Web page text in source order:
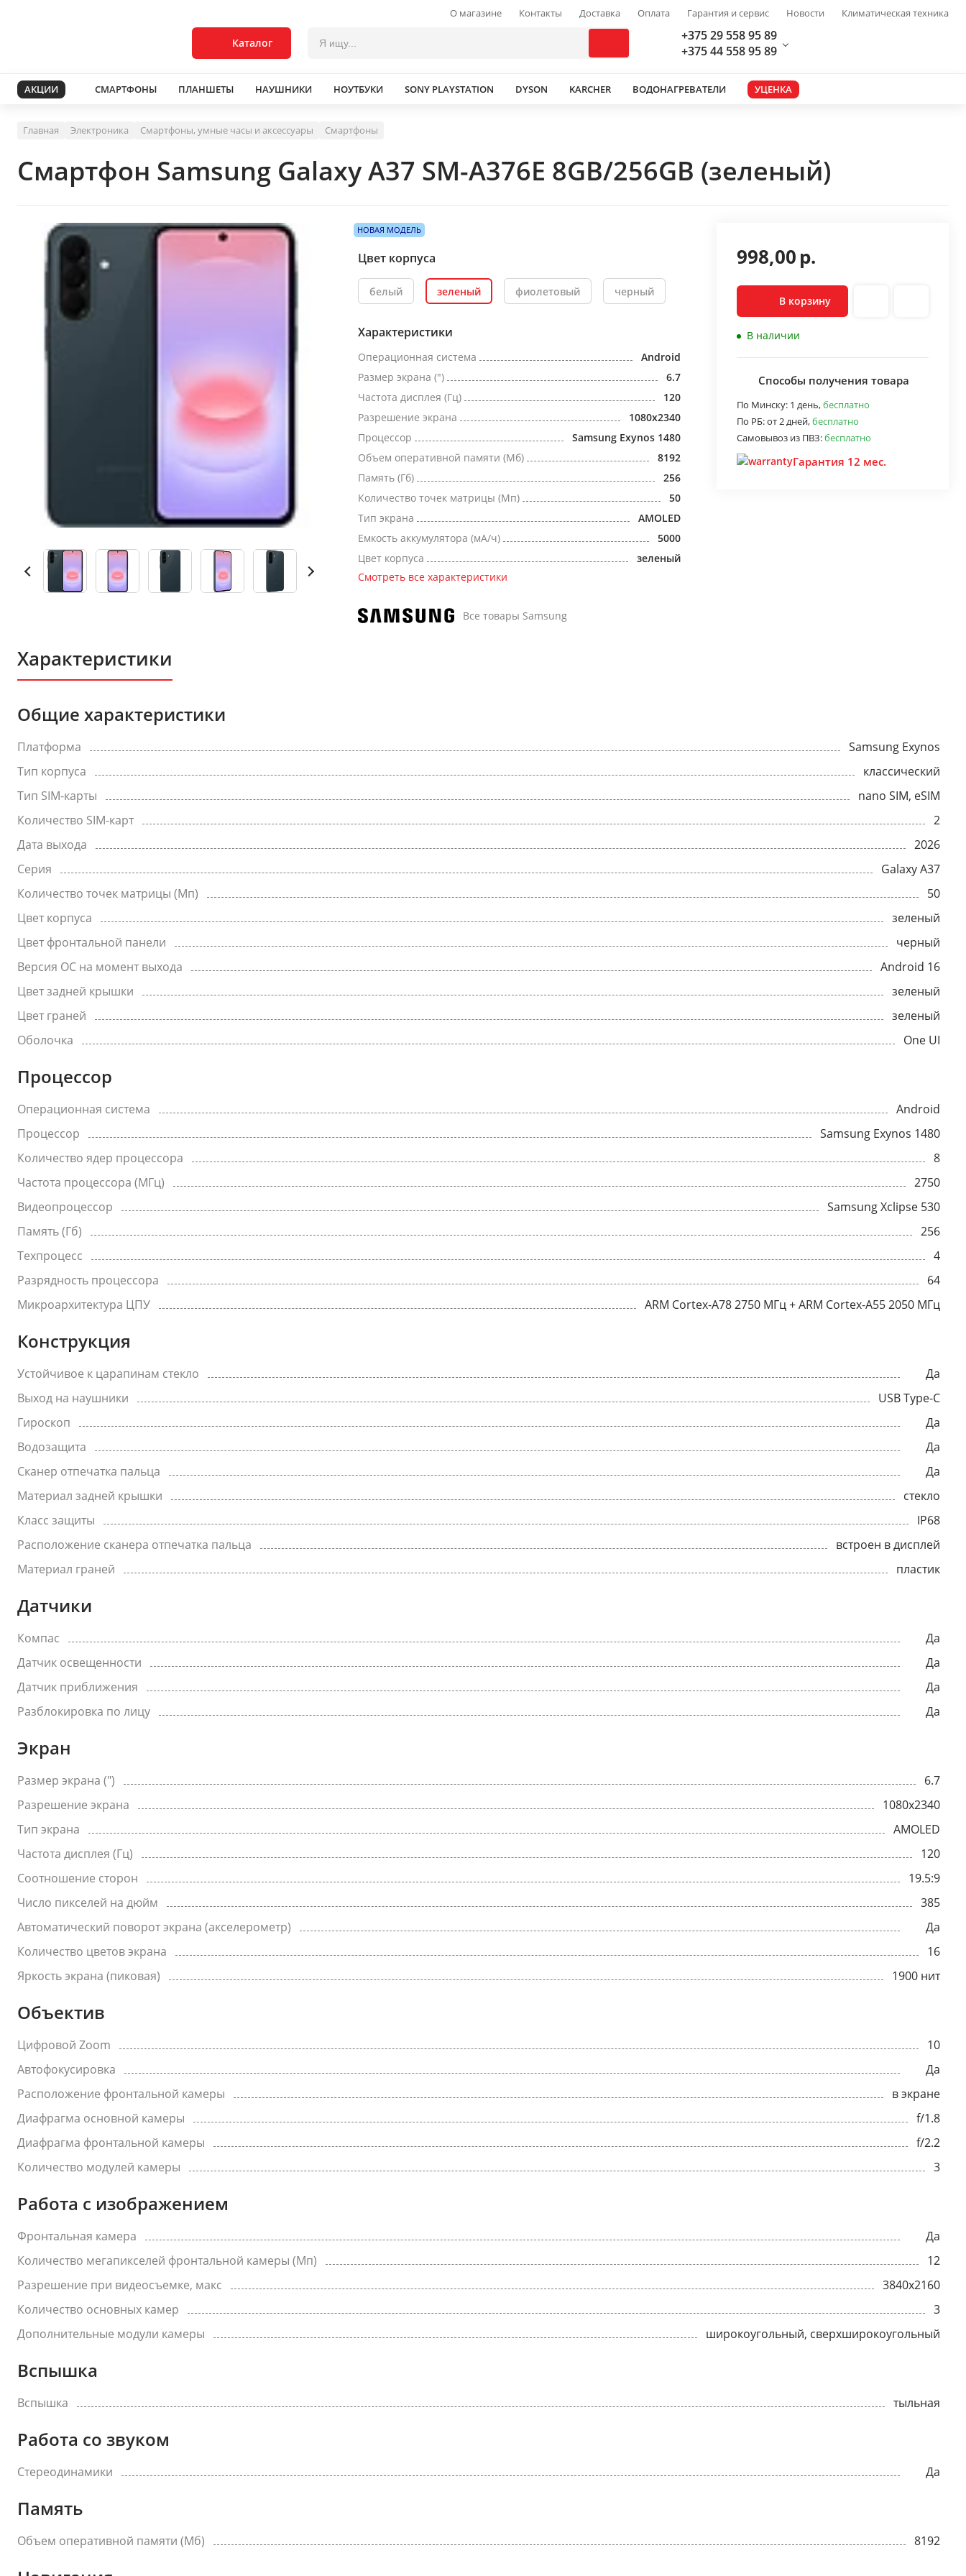
О магазине Контакты Доставка Оплата Гарантия и сервис Новости Климатическая техника
Каталог
+375 29 558 95 89
+375 44 558 95 89
АКЦИИ СМАРТФОНЫ ПЛАНШЕТЫ НАУШНИКИ НОУТБУКИ SONY PLAYSTATION DYSON KARCHER ВОДОНАГРЕВАТЕЛИ УЦЕНКА
Главная Электроника Смартфоны, умные часы и аксессуары Смартфоны
Смартфон Samsung Galaxy A37 SM-A376E 8GB/256GB (зеленый)
НОВАЯ МОДЕЛЬ
Цвет корпуса
белый зеленый фиолетовый черный
Характеристики
Операционная система
Android
Размер экрана (")
6.7
Частота дисплея (Гц)
120
Разрешение экрана
1080x2340
Процессор
Samsung Exynos 1480
Объем оперативной памяти (Мб)
8192
Память (Гб)
256
Количество точек матрицы (Мп)
50
Тип экрана
AMOLED
Емкость аккумулятора (мА/ч)
5000
Цвет корпуса
зеленый
Смотреть все характеристики
Все товары Samsung
998,00р.
В корзину
В наличии
Способы получения товара
По Минску: 1 день,бесплатно
По РБ:от 2 дней,бесплатно
Самовывоз из ПВЗ:бесплатно
Гарантия 12 мес.
Характеристики
Общие характеристики
Платформа
Samsung Exynos
Тип корпуса
классический
Тип SIM-карты
nano SIM, eSIM
Количество SIM-карт
2
Дата выхода
2026
Серия
Galaxy A37
Количество точек матрицы (Мп)
50
Цвет корпуса
зеленый
Цвет фронтальной панели
черный
Версия ОС на момент выхода
Android 16
Цвет задней крышки
зеленый
Цвет граней
зеленый
Оболочка
One UI
Процессор
Операционная система
Android
Процессор
Samsung Exynos 1480
Количество ядер процессора
8
Частота процессора (МГц)
2750
Видеопроцессор
Samsung Xclipse 530
Память (Гб)
256
Техпроцесс
4
Разрядность процессора
64
Микроархитектура ЦПУ
ARM Cortex-A78 2750 МГц + ARM Cortex-A55 2050 МГц
Конструкция
Устойчивое к царапинам стекло
Да
Выход на наушники
USB Type-C
Гироскоп
Да
Водозащита
Да
Сканер отпечатка пальца
Да
Материал задней крышки
стекло
Класс защиты
IP68
Расположение сканера отпечатка пальца
встроен в дисплей
Материал граней
пластик
Датчики
Компас
Да
Датчик освещенности
Да
Датчик приближения
Да
Разблокировка по лицу
Да
Экран
Размер экрана (")
6.7
Разрешение экрана
1080x2340
Тип экрана
AMOLED
Частота дисплея (Гц)
120
Соотношение сторон
19.5:9
Число пикселей на дюйм
385
Автоматический поворот экрана (акселерометр)
Да
Количество цветов экрана
16
Яркость экрана (пиковая)
1900 нит
Объектив
Цифровой Zoom
10
Автофокусировка
Да
Расположение фронтальной камеры
в экране
Диафрагма основной камеры
f/1.8
Диафрагма фронтальной камеры
f/2.2
Количество модулей камеры
3
Работа с изображением
Фронтальная камера
Да
Количество мегапикселей фронтальной камеры (Мп)
12
Разрешение при видеосъемке, макс
3840x2160
Количество основных камер
3
Дополнительные модули камеры
широкоугольный, сверхширокоугольный
Вспышка
Вспышка тыльная
Работа со звуком
Стереодинамики Да
Память
Объем оперативной памяти (Мб) 8192